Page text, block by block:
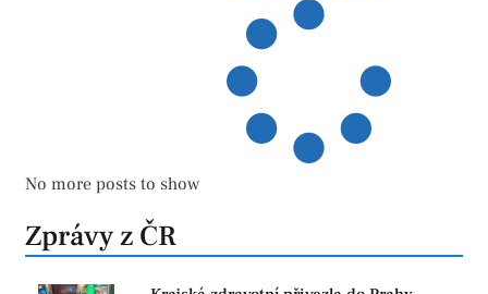
No more posts to show
Zprávy z ČR